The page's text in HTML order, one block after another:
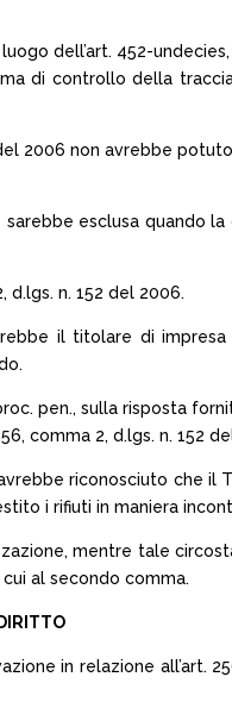
dell’art. 452-
di controllo della
non avrebbe
esclusa
d.lgs. n. 152 del 2006.
il titolare di
pen., sulla risposta
comma 2, d.lgs. n. 152
riconosciuto che il
i rifiuti in maniera
mentre tale
al secondo comma.
in relazione all’art.